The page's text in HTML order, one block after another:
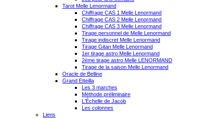
Tarot Melle Lenormand
Chiffrage CAS 1 Melle Lenormand
Chiffrage CAS 2 Melle Lenormand
Chiffrage CAS 3 Melle Lenormand
Tirage personnel de Melle Lenormand
Tirage indiscret Melle Lenormand
Tirage Gitan Melle Lenormand
1er tirage astro Melle Lenormand
2ème tirage astro Melle LENORMAND
Tirage de la saison Melle Lenormand
Oracle de Belline
Grand Etteilla
Les 3 marches
Méthode préliminaire
L'Échelle de Jacob
Les colonnes
Liens